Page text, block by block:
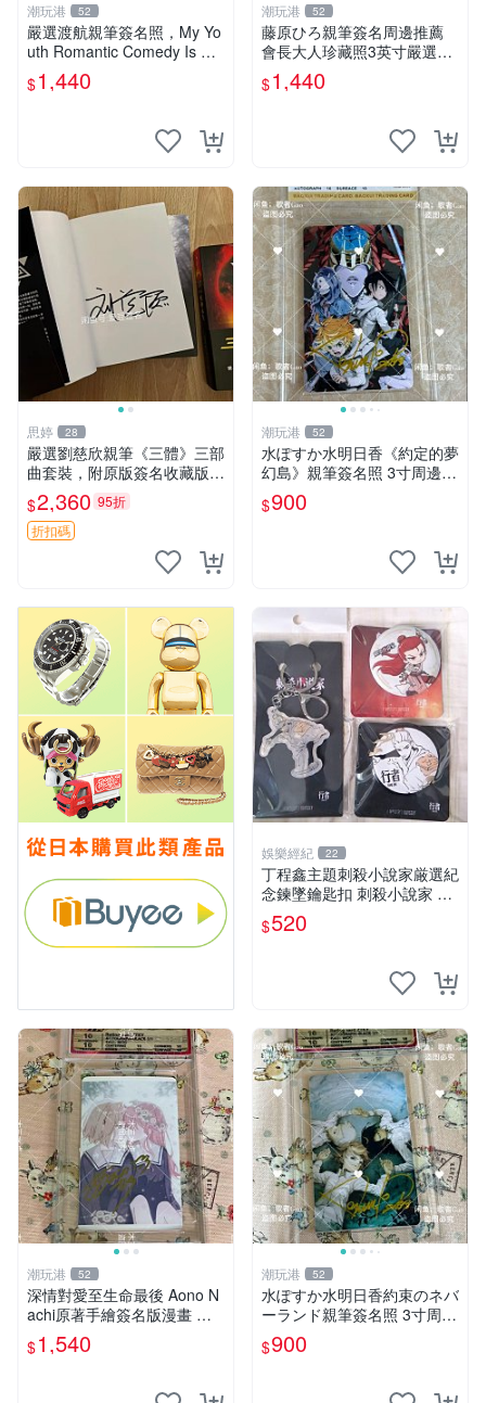
潮玩港 52
嚴選渡航親筆簽名照，My Yo
uth Romantic Comedy Is Wr
ong限量收藏版 青春戀愛物語
原創 漫畫周邊
$1,440
潮玩港 52
藤原ひろ親筆簽名周邊推薦
會長大人珍藏照3英寸嚴選女
仆紀念品 面簽收藏 會長大人
簽名照 女仆照 面簽收藏
$1,440
思婷 28
嚴選劉慈欣親筆《三體》三部
曲套裝，附原版簽名收藏版
三體 規格完整 網拍無疑真品
收藏推薦 《三體》全系列親
筆簽名版 電影原著珍藏必備
$2,360 95折
折扣碼
潮玩港 52
水ぽすか水明日香《約定的夢
幻島》親筆簽名照 3寸周邊照
片 簽名真跡 約束のネバーラ
ンド 周邊 照片收藏 水明日香
$900
娛樂經紀 22
丁程鑫主題刺殺小說家厳選紀
念鍊墜鑰匙扣 刺殺小說家 丁
程鑫 鍊墜
$520
潮玩港 52
深情對愛至生命最後 Aono N
achi原著手繪簽名版漫畫 親
筆簽名限定收藏 命終不渝之
戀情 漫畫珍藏品
$1,540
潮玩港 52
水ぽすか水明日香約束のネバ
ーランド親筆簽名照 3寸周邊
照片 面簽正品 簽名照周邊
$900